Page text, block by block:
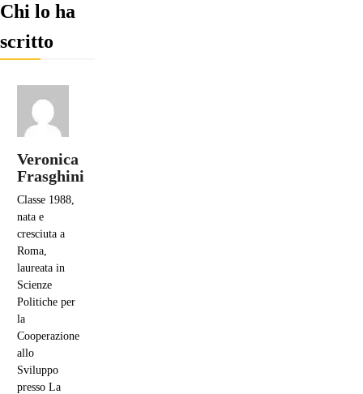
Chi lo ha
scritto
Veronica
Frasghini
Classe 1988,
nata e
cresciuta a
Roma,
laureata in
Scienze
Politiche per
la
Cooperazione
allo
Sviluppo
presso La